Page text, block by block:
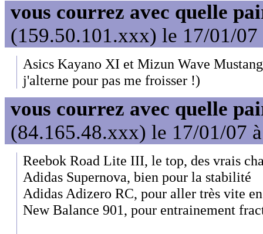
vous courrez avec quelle
(159.50.101.xxx) le 17/01/07
Asics Kayano XI et Mizun Wave
j'alterne pour pas me froisser !)
vous courrez avec quelle
(84.165.48.xxx) le 17/01/07
Reebok Road Lite III, le top, des vrais
Adidas Supernova, bien pour la stabilité
Adidas Adizero RC, pour aller très vite
New Balance 901, pour entrainement